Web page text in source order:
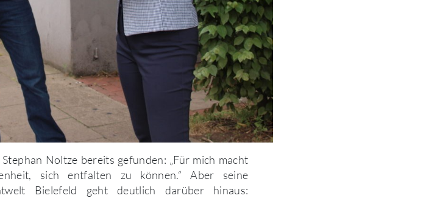
Noltze bereits gefunden: „Für mich macht
sich entfalten zu können.“ Aber seine
Bielefeld geht deutlich darüber hinaus: